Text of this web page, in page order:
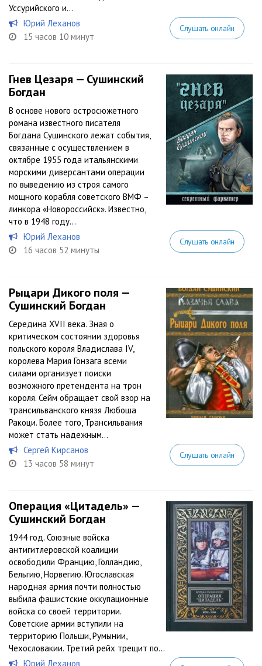
Уссурийского и...
Юрий Леханов
15 часов 10 минут
Слушать онлайн
Гнев Цезаря — Сушинский
Богдан
В основе нового остросюжетного
романа известного писателя
Богдана Сушинского лежат события,
связанные с осуществлением в
октябре 1955 года итальянскими
морскими диверсантами операции
по выведению из строя самого
мощного корабля советского ВМФ –
линкора «Новороссийск». Известно,
что в 1948 году...
Юрий Леханов
16 часов 52 минуты
Слушать онлайн
Рыцари Дикого поля —
Сушинский Богдан
Середина XVII века. Зная о
критическом состоянии здоровья
польского короля Владислава IV,
королева Мария Гонзага всеми
силами организует поиски
возможного претендента на трон
короля. Сейм обращает свой взор на
трансильванского князя Любоша
Ракоци. Более того, Трансильвания
может стать надежным...
Сергей Кирсанов
13 часов 58 минут
Слушать онлайн
Операция «Цитадель» —
Сушинский Богдан
1944 год. Союзные войска
антигитлеровской коалиции
освободили Францию, Голландию,
Бельгию, Норвегию. Югославская
народная армия почти полностью
выбила фашистские оккупационные
войска со своей территории.
Советские армии вступили на
территорию Польши, Румынии,
Чехословакии. Третий рейх трещит по...
Юрий Леханов